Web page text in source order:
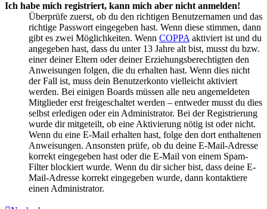
Ich habe mich registriert, kann mich aber nicht anmelden!
Überprüfe zuerst, ob du den richtigen Benutzernamen und das
richtige Passwort eingegeben hast. Wenn diese stimmen, dann
gibt es zwei Möglichkeiten. Wenn COPPA aktiviert ist und du
angegeben hast, dass du unter 13 Jahre alt bist, musst du bzw.
einer deiner Eltern oder deiner Erziehungsberechtigten den
Anweisungen folgen, die du erhalten hast. Wenn dies nicht
der Fall ist, muss dein Benutzerkonto vielleicht aktiviert
werden. Bei einigen Boards müssen alle neu angemeldeten
Mitglieder erst freigeschaltet werden – entweder musst du dies
selbst erledigen oder ein Administrator. Bei der Registrierung
wurde dir mitgeteilt, ob eine Aktivierung nötig ist oder nicht.
Wenn du eine E-Mail erhalten hast, folge den dort enthaltenen
Anweisungen. Ansonsten prüfe, ob du deine E-Mail-Adresse
korrekt eingegeben hast oder die E-Mail von einem Spam-
Filter blockiert wurde. Wenn du dir sicher bist, dass deine E-
Mail-Adresse korrekt eingegeben wurde, dann kontaktiere
einen Administrator.